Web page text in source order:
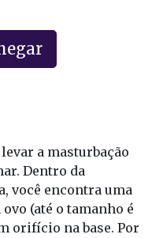
a masturbação
Dentro da
você encontra uma
(até o tamanho é
orifício na base. Por